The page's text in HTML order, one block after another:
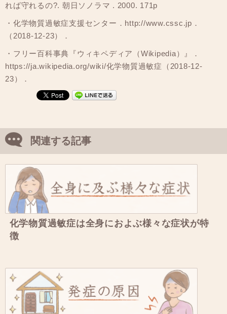
れば守れるの?. 朝日ソノラマ . 2000. 171p
・化学物質過敏症支援センター．http://www.cssc.jp．
（2018-12-23）．
・フリー百科事典『ウィキペディア（Wikipedia）』．
https://ja.wikipedia.org/wiki/化学物質過敏症（2018-12-
23）．
関連する記事
化学物質過敏症は全身におよぶ様々な症状が特
徴